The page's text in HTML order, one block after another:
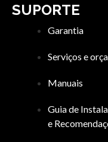
SUPORTE
Garantia
Serviços e
Manuais
Guia de
e